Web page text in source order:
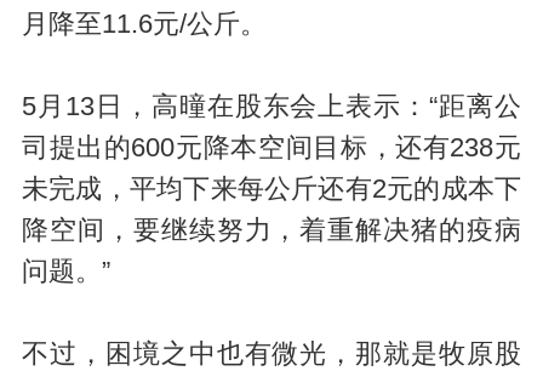
月降至11.6元/公斤。
5月13日，高曈在股东会上表示：“距离公
司提出的600元降本空间目标，还有238元
未完成，平均下来每公斤还有2元的成本下
降空间，要继续努力，着重解决猪的疫病
问题。”
不过，困境之中也有微光，那就是牧原股